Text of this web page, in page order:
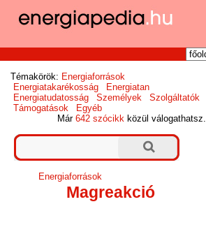
Témakörök: Energiaforrások
Energiatakarékosság
Energiatan
Energiatudatosság
Személyek
Szolgáltatók
Támogatások
Egyéb
Már642 szócikk közül válogathatsz.
Energiaforrások
Magreakció